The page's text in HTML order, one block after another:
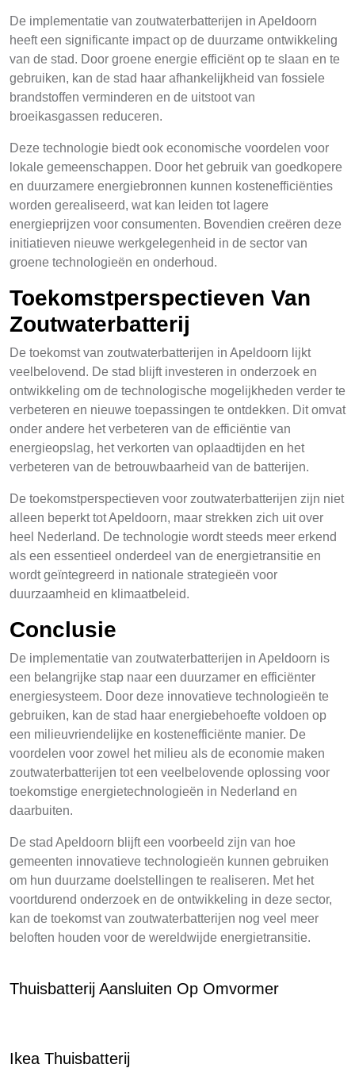
De implementatie van zoutwaterbatterijen in Apeldoorn
heeft een significante impact op de duurzame ontwikkeling
van de stad. Door groene energie efficiënt op te slaan en te
gebruiken, kan de stad haar afhankelijkheid van fossiele
brandstoffen verminderen en de uitstoot van
broeikasgassen reduceren.
Deze technologie biedt ook economische voordelen voor
lokale gemeenschappen. Door het gebruik van goedkopere
en duurzamere energiebronnen kunnen kostenefficiënties
worden gerealiseerd, wat kan leiden tot lagere
energieprijzen voor consumenten. Bovendien creëren deze
initiatieven nieuwe werkgelegenheid in de sector van
groene technologieën en onderhoud.
Toekomstperspectieven Van
Zoutwaterbatterij
De toekomst van zoutwaterbatterijen in Apeldoorn lijkt
veelbelovend. De stad blijft investeren in onderzoek en
ontwikkeling om de technologische mogelijkheden verder te
verbeteren en nieuwe toepassingen te ontdekken. Dit omvat
onder andere het verbeteren van de efficiëntie van
energieopslag, het verkorten van oplaadtijden en het
verbeteren van de betrouwbaarheid van de batterijen.
De toekomstperspectieven voor zoutwaterbatterijen zijn niet
alleen beperkt tot Apeldoorn, maar strekken zich uit over
heel Nederland. De technologie wordt steeds meer erkend
als een essentieel onderdeel van de energietransitie en
wordt geïntegreerd in nationale strategieën voor
duurzaamheid en klimaatbeleid.
Conclusie
De implementatie van zoutwaterbatterijen in Apeldoorn is
een belangrijke stap naar een duurzamer en efficiënter
energiesysteem. Door deze innovatieve technologieën te
gebruiken, kan de stad haar energiebehoefte voldoen op
een milieuvriendelijke en kostenefficiënte manier. De
voordelen voor zowel het milieu als de economie maken
zoutwaterbatterijen tot een veelbelovende oplossing voor
toekomstige energietechnologieën in Nederland en
daarbuiten.
De stad Apeldoorn blijft een voorbeeld zijn van hoe
gemeenten innovatieve technologieën kunnen gebruiken
om hun duurzame doelstellingen te realiseren. Met het
voortdurend onderzoek en de ontwikkeling in deze sector,
kan de toekomst van zoutwaterbatterijen nog veel meer
beloften houden voor de wereldwijde energietransitie.
Thuisbatterij Aansluiten Op Omvormer
Ikea Thuisbatterij